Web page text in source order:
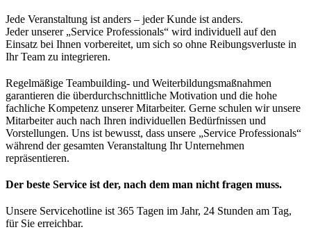
Jede Veranstaltung ist anders – jeder Kunde ist anders.
Jeder unserer „Service Professionals“ wird individuell auf den
Einsatz bei Ihnen vorbereitet, um sich so ohne Reibungsverluste in
Ihr Team zu integrieren.
Regelmäßige Teambuilding- und Weiterbildungsmaßnahmen
garantieren die überdurchschnittliche Motivation und die hohe
fachliche Kompetenz unserer Mitarbeiter. Gerne schulen wir unsere
Mitarbeiter auch nach Ihren individuellen Bedürfnissen und
Vorstellungen. Uns ist bewusst, dass unsere „Service Professionals“
während der gesamten Veranstaltung Ihr Unternehmen
repräsentieren.
Der beste Service ist der, nach dem man nicht fragen muss.
Unsere Servicehotline ist 365 Tagen im Jahr, 24 Stunden am Tag,
für Sie erreichbar.